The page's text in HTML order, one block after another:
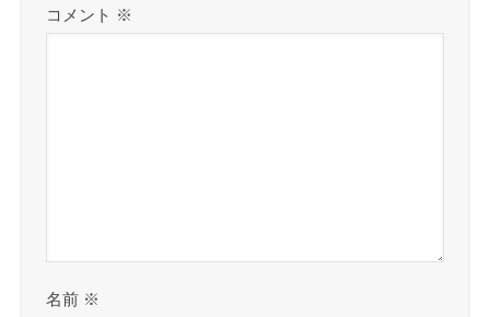
コメント ※
名前 ※